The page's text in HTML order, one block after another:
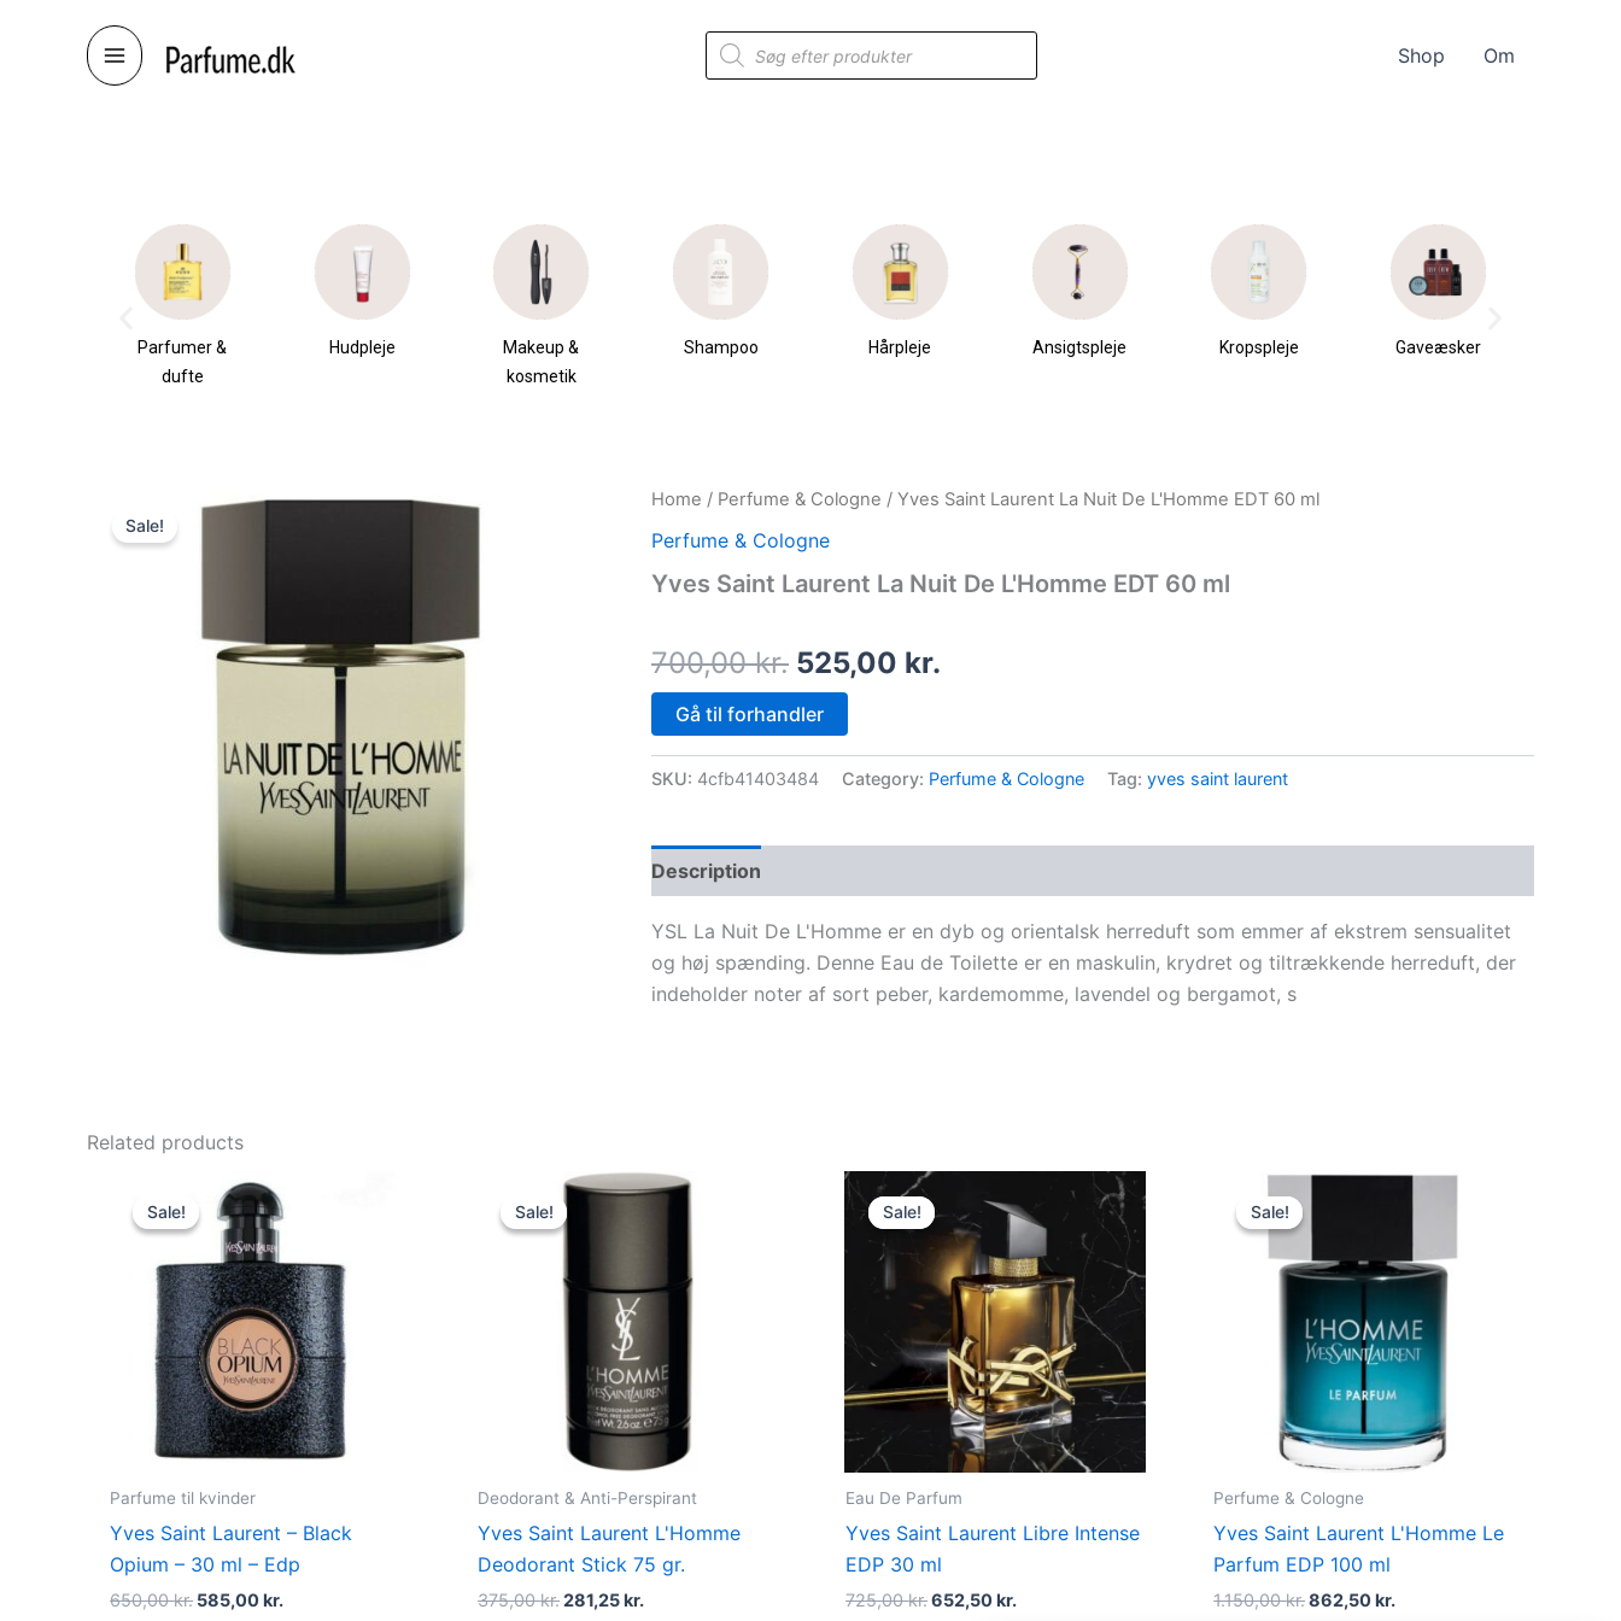
Products
search
Shop Om
Parfumer &
dufte
Hudpleje
Makeup &
kosmetik
Shampoo Hårpleje Ansigtspleje Kropspleje Gaveæsker
Sale!
Home / Perfume & Cologne / Yves Saint Laurent La Nuit De L'Homme EDT 60 ml
Perfume & Cologne
Yves Saint Laurent La Nuit De L'Homme EDT 60 ml
700,00kr.
Original
price
was:
700,00 kr..
525,00 kr.
Current
is:
Gå til forhandler
SKU: 4cfb41403484 Category: Perfume & Cologne Tag: yves saint laurent
Description
YSL La Nuit De L'Homme er en dyb og orientalsk herreduft som emmer af ekstrem sensualitet
og høj spænding. Denne Eau de Toilette er en maskulin, krydret og tiltrækkende herreduft, der
indeholder noter af sort peber, kardemomme, lavendel og bergamot, s
Related products
Sale!
Sale!
Parfume til kvinder
Yves Saint Laurent – Black
Opium – 30 ml – Edp
650,00kr.
Original
price
was:
650,00 kr..
585,00kr.
is:
Sale!
Sale!
Deodorant & Anti-Perspirant
Yves Saint Laurent L'Homme
Deodorant Stick 75 gr.
375,00kr.
Original
price
was:
281,25kr.
Current
price
Sale!
Sale!
Eau De Parfum
Yves Saint Laurent Libre Intense
EDP 30 ml
725,00kr.
Original
price
was:
725,00 kr..
652,50kr.
price
is:
652,50 kr..
Sale!
Sale!
Perfume & Cologne
Yves Saint Laurent L'Homme Le
Parfum EDP 100 ml
1.150,00kr.
Original
862,50kr.
Current